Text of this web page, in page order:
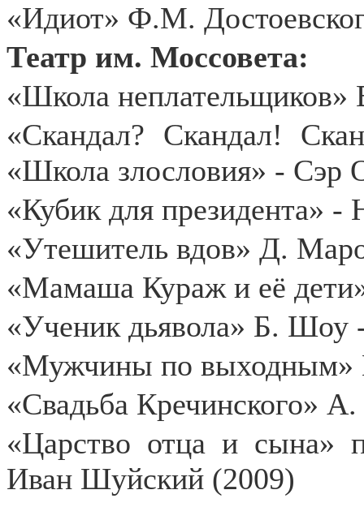
«Идиот» Ф.М.
Театр им. Моссовета:
«Школа неплательщиков»
«Скандал? Скандал!
«Школа злословия» - Сэр
«Кубик для президента» -
«Утешитель вдов» Д.
«Мамаша Кураж и её
«Ученик дьявола» Б. Шоу
«Мужчины по
«Свадьба Кречинского»
«Царство отца и сына»
Иван Шуйский (2009)